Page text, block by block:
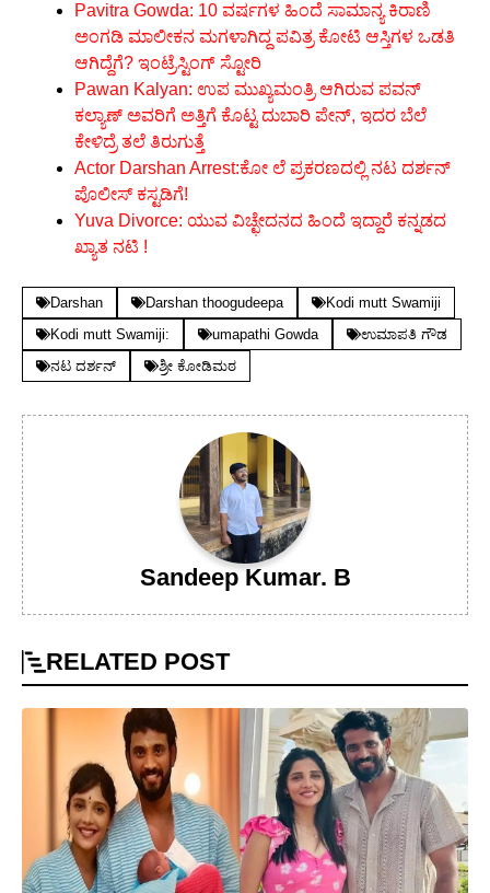
Pavitra Gowda: 10 ವರ್ಷಗಳ ಹಿಂದೆ ಸಾಮಾನ್ಯ ಕಿರಾಣಿ
ಅಂಗಡಿ ಮಾಲೀಕನ ಮಗಳಾಗಿದ್ದ ಪವಿತ್ರ ಕೋಟಿ ಆಸ್ತಿಗಳ ಒಡತಿ
ಆಗಿದ್ದೆಗೆ? ಇಂಟ್ರೆಸ್ಟಿಂಗ್ ಸ್ಟೋರಿ
Pawan Kalyan: ಉಪ ಮುಖ್ಯಮಂತ್ರಿ ಆಗಿರುವ ಪವನ್
ಕಲ್ಯಾಣ್ ಅವರಿಗೆ ಅತ್ತಿಗೆ ಕೊಟ್ಟ ದುಬಾರಿ ಪೇನ್, ಇದರ ಬೆಲೆ
ಕೇಳಿದ್ರೆ ತಲೆ ತಿರುಗುತ್ತೆ
Actor Darshan Arrest:ಕೋ ಲೆ ಪ್ರಕರಣದಲ್ಲಿ ನಟ ದರ್ಶನ್
ಪೊಲೀಸ್ ಕಸ್ಟಡಿಗೆ!
Yuva Divorce: ಯುವ ವಿಚ್ಛೇದನದ ಹಿಂದೆ ಇದ್ದಾರೆ ಕನ್ನಡದ
ಖ್ಯಾತ ನಟಿ !
Darshan Darshan thoogudeepa
Kodi mutt Swamiji
Kodi mutt Swamiji:
umapathi Gowda
ಉಮಾಪತಿ ಗೌಡ
ನಟ ದರ್ಶನ್
ಶ್ರೀ ಕೋಡಿಮಠ
Sandeep Kumar. B
RELATED POST